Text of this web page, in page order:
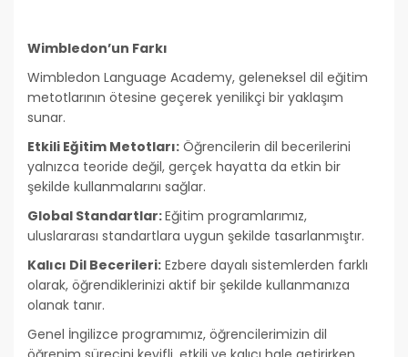
Wimbledon’un Farkı
Wimbledon Language Academy, geleneksel dil eğitim
metotlarının ötesine geçerek yenilikçi bir yaklaşım
sunar.
Etkili Eğitim Metotları: Öğrencilerin dil becerilerini
yalnızca teoride değil, gerçek hayatta da etkin bir
şekilde kullanmalarını sağlar.
Global Standartlar:Eğitim programlarımız,
uluslararası standartlara uygun şekilde tasarlanmıştır.
Kalıcı Dil Becerileri: Ezbere dayalı sistemlerden farklı
olarak, öğrendiklerinizi aktif bir şekilde kullanmanıza
olanak tanır.
Genel İngilizce programımız, öğrencilerimizin dil